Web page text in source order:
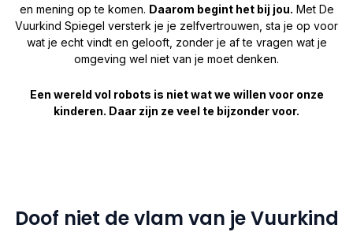
en mening op te komen. Daarom begint het bij jou. Met De
Vuurkind Spiegel versterk je je zelfvertrouwen, sta je op voor
wat je echt vindt en gelooft, zonder je af te vragen wat je
omgeving wel niet van je moet denken.
Een wereld vol robots is niet wat we willen voor onze
kinderen. Daar zijn ze veel te bijzonder voor.
Doof niet de vlam van je Vuurkind